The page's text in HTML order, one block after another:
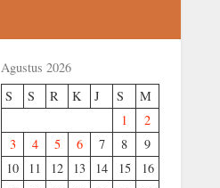
Agustus 2026
S
S R K J S
M
1
2
3
4 5 6 7 8
9
10
11 12 13 14 15
16